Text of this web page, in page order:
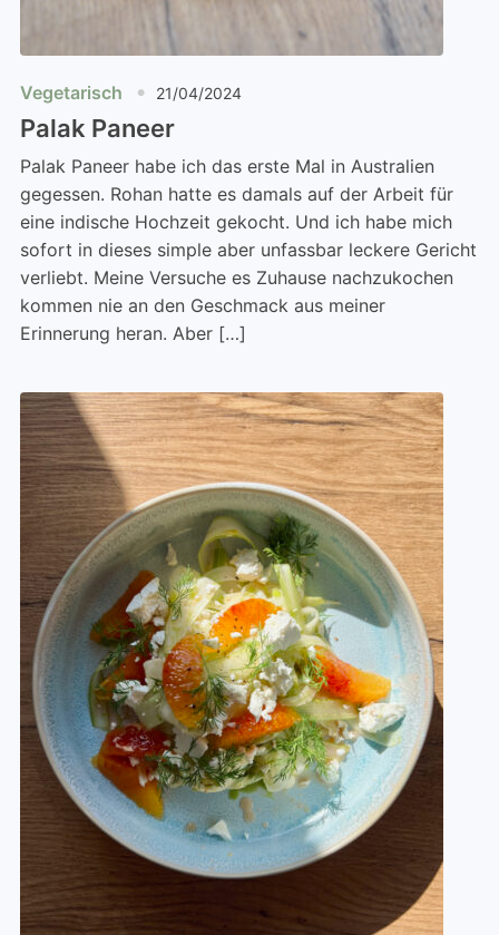
Vegetarisch 21/04/2024
Palak Paneer
Palak Paneer habe ich das erste Mal in Australien
gegessen. Rohan hatte es damals auf der Arbeit für
eine indische Hochzeit gekocht. Und ich habe mich
sofort in dieses simple aber unfassbar leckere Gericht
verliebt. Meine Versuche es Zuhause nachzukochen
kommen nie an den Geschmack aus meiner
Erinnerung heran. Aber […]